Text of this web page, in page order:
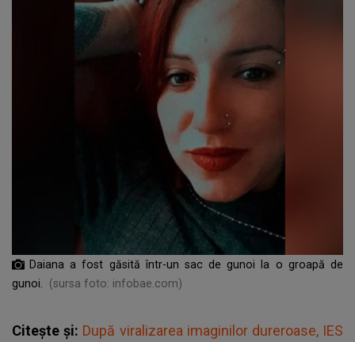
Daiana a fost găsită într-un sac de gunoi la o groapă de
gunoi.
(sursa foto: infobae.com)
Citește și: După viralizarea imaginilor dureroase, IES